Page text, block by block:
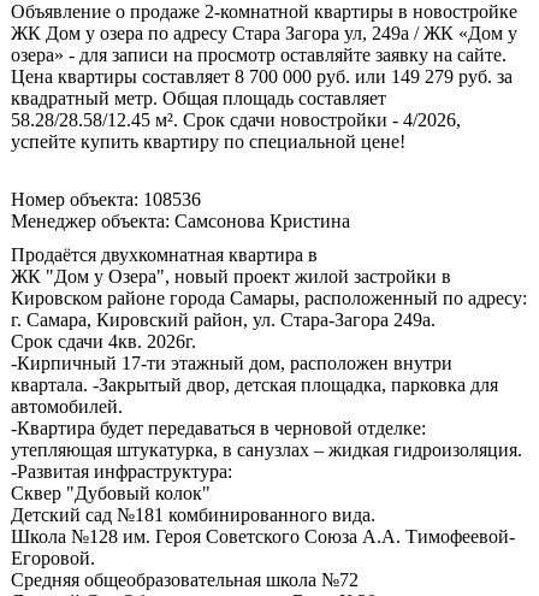
Объявление о продаже 2-комнатной квартиры в новостройке
ЖК Дом у озера по адресу Стара Загора ул, 249а / ЖК «Дом у
озера» - для записи на просмотр оставляйте заявку на сайте.
Цена квартиры составляет 8 700 000 руб. или 149 279 руб. за
квадратный метр. Общая площадь составляет
58.28/28.58/12.45 м². Срок сдачи новостройки - 4/2026,
успейте купить квартиру по специальной цене!
Номер объекта: 108536
Менеджер объекта: Самсонова Кристина
Продаётся двухкомнатная квартира в
ЖК "Дом у Озера", новый проект жилой застройки в
Кировском районе города Самары, расположенный по адресу:
г. Самара, Кировский район, ул. Стара-Загора 249а.
Срок сдачи 4кв. 2026г.
-Кирпичный 17-ти этажный дом, расположен внутри
квартала. -Закрытый двор, детская площадка, парковка для
автомобилей.
-Квартира будет передаваться в черновой отделке:
утепляющая штукатурка, в санузлах – жидкая гидроизоляция.
-Развитая инфраструктура:
Сквер "Дубовый колок"
Детский сад №181 комбинированного вида.
Школа №128 им. Героя Советского Союза А.А. Тимофеевой-
Егоровой.
Средняя общеобразовательная школа №72